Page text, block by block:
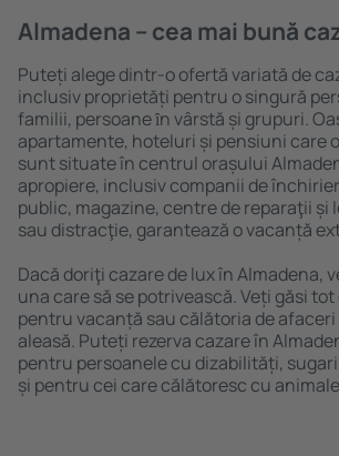
Almadena – cea mai bună
Puteți alege dintr-o ofertă variată de
inclusiv proprietăți pentru o singură
familii, persoane ȋn vârstă și grupuri.
apartamente, hoteluri și pensiuni care
sunt situate în centrul orașului
apropiere, inclusiv companii de
public, magazine, centre de reparaţii și
sau distracţie, garantează o vacanță
Dacă doriţi cazare de lux în Almadena,
una care să se potrivească. Veți găsi
pentru vacanță sau călătoria de
aleasă. Puteți rezerva cazare în
pentru persoanele cu dizabilități,
și pentru cei care călătoresc cu